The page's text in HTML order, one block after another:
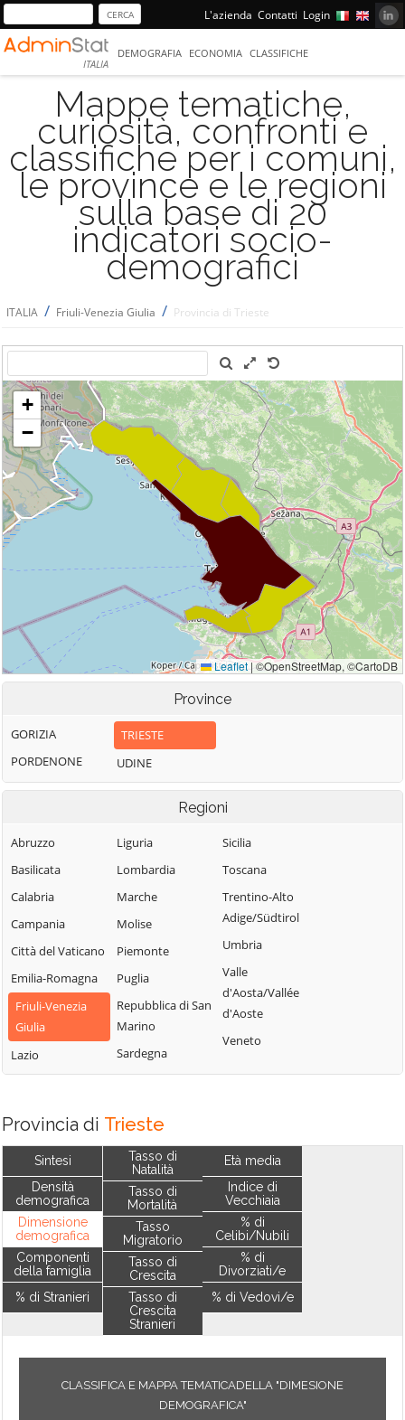
L'azienda Contatti Login
ITALIA
DEMOGRAFIA ECONOMIA CLASSIFICHE
Mappe tematiche,
curiosità, confronti e
classifiche per i comuni,
le province e le regioni
sulla base di 20
indicatori socio-
demografici
ITALIA / Friuli-Venezia Giulia / Provincia di Trieste
Province
GORIZIA
PORDENONE
TRIESTE
UDINE
Regioni
Abruzzo
Basilicata
Calabria
Campania
Città del Vaticano
Emilia-Romagna
Friuli-Venezia
Giulia
Lazio
Liguria
Lombardia
Marche
Molise
Piemonte
Puglia
Repubblica di San
Marino
Sardegna
Sicilia
Toscana
Trentino-Alto
Adige/Südtirol
Umbria
Valle
d'Aosta/Vallée
d'Aoste
Veneto
Provincia di Trieste
Sintesi
Densità
demografica
Dimensione
demografica
Componenti
della famiglia
% di Stranieri
Tasso di
Natalità
Tasso di
Mortalità
Tasso
Migratorio
Tasso di
Crescita
Tasso di
Crescita
Stranieri
Età media
Indice di
Vecchiaia
% di
Celibi/Nubili
% di
Divorziati/e
% di Vedovi/e
CLASSIFICA E MAPPA TEMATICADELLA "DIMESIONE
DEMOGRAFICA"